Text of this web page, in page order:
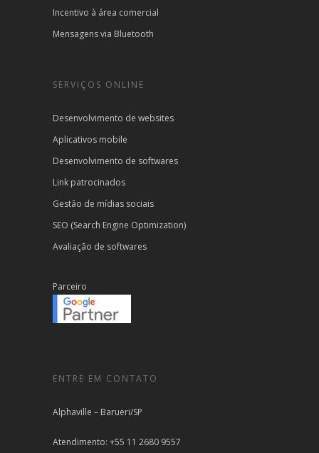
Incentivo à área comercial
Mensagens via Bluetooth
SERVIÇOS ONLINE
Desenvolvimento de websites
Aplicativos mobile
Desenvolvimento de softwares
Link patrocinados
Gestão de mídias sociais
SEO (Search Engine Optimization)
Avaliação de softwares
Parceiro
ENTRE EM CONTATO
Alphaville – Barueri/SP
Atendimento: +55 11 2680 9557